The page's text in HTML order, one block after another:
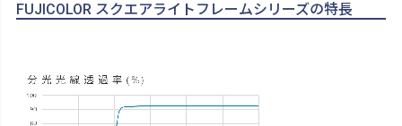
FUJICOLOR スクエアライトフレームシリーズの特長